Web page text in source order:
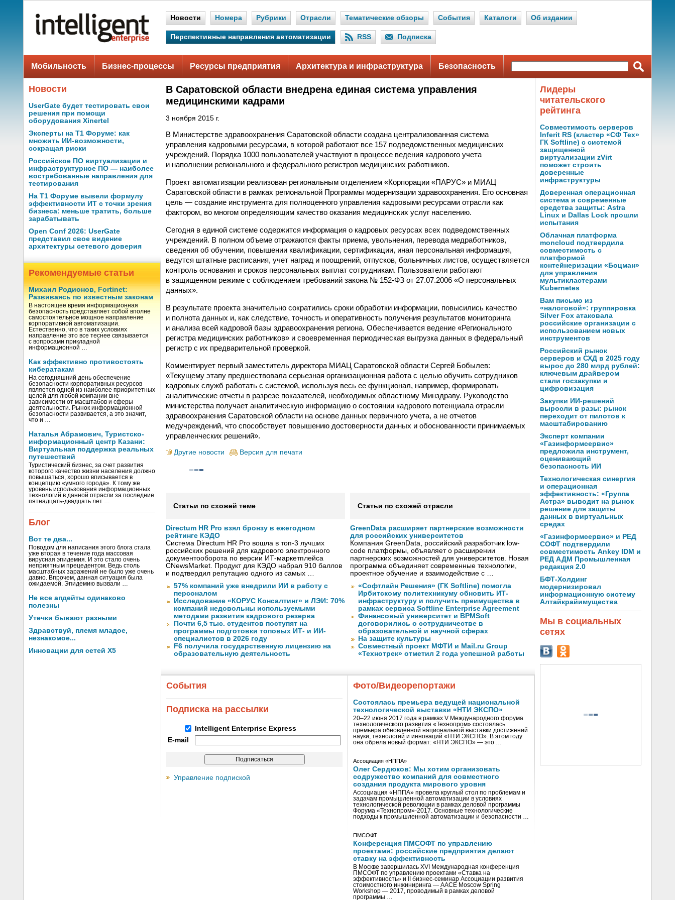
Новости Номера Рубрики Отрасли Тематические обзоры События Каталоги Об издании
Перспективные направления автоматизации RSS Подписка
Мобильность Бизнес-процессы Ресурсы предприятия Архитектура и инфраструктура Безопасность
Новости
UserGate будет тестировать свои
решения при помощи
оборудования Xinertel
Эксперты на Т1 Форуме: как
множить ИИ-возможности,
сокращая риски
Российское ПО виртуализации и
инфраструктурное ПО — наиболее
востребованные направления для
тестирования
На Т1 Форуме вывели формулу
эффективности ИТ с точки зрения
бизнеса: меньше тратить, больше
зарабатывать
Open Conf 2026: UserGate
представил свое видение
архитектуры сетевого доверия
Рекомендуемые статьи
Михаил Родионов, Fortinet:
Развиваясь по известным законам
В настоящее время информационная
безопасность представляет собой вполне
самостоятельное мощное направление
корпоративной автоматизации.
Естественно, что в таких условиях
направление это все теснее связывается
с вопросами прикладной
информационной …
Как эффективно противостоять
кибератакам
На сегодняшний день обеспечение
безопасности корпоративных ресурсов
является одной из наиболее приоритетных
целей для любой компании вне
зависимости от масштабов и сферы
деятельности. Рынок информационной
безопасности развивается, а это значит,
что и …
Наталья Абрамович, Туристско-
информационный центр Казани:
Виртуальная поддержка реальных
путешествий
Туристический бизнес, за счет развития
которого качество жизни населения должно
повышаться, хорошо вписывается в
концепцию «умного города». К тому же
уровень использования информационных
технологий в данной отрасли за последние
пятнадцать-двадцать лет …
Блог
Вот те два...
Поводом для написания этого блога стала
уже вторая в течение года массовая
вирусная эпидемия. И это стало очень
неприятным прецедентом. Ведь столь
масштабных заражений не было уже очень
давно. Впрочем, данная ситуация была
ожидаемой. Эпидемию вызвали …
Не все апдейты одинаково
полезны
Утечки бывают разными
Здравствуй, племя младое,
незнакомое...
Инновации для сетей X5
В Саратовской области внедрена единая система управления
медицинскими кадрами
3 ноября 2015 г.
В Министерстве здравоохранения Саратовской области создана централизованная система
управления кадровыми ресурсами, в которой работают все 157 подведомственных медицинских
учреждений. Порядка 1000 пользователей участвуют в процессе ведения кадрового учета
и наполнении регионального и федерального регистров медицинских работников.
Проект автоматизации реализован региональным отделением «Корпорации «ПАРУС» и МИАЦ
Саратовской области в рамках региональной Программы модернизации здравоохранения. Его основная
цель — создание инструмента для полноценного управления кадровыми ресурсами отрасли как
фактором, во многом определяющим качество оказания медицинских услуг населению.
Сегодня в единой системе содержится информация о кадровых ресурсах всех подведомственных
учреждений. В полном объеме отражаются факты приема, увольнения, перевода медработников,
сведения об обучении, повышении квалификации, сертификации, иная персональная информация,
ведутся штатные расписания, учет наград и поощрений, отпусков, больничных листов, осуществляется
контроль основания и сроков персональных выплат сотрудникам. Пользователи работают
в защищенном режиме с соблюдением требований закона № 152-ФЗ от 27.07.2006 «О персональных
данных».
В результате проекта значительно сократились сроки обработки информации, повысились качество
и полнота данных и, как следствие, точность и оперативность получения результатов мониторинга
и анализа всей кадровой базы здравоохранения региона. Обеспечивается ведение «Регионального
регистра медицинских работников» и своевременная периодическая выгрузка данных в федеральный
регистр с их предварительной проверкой.
Комментирует первый заместитель директора МИАЦ Саратовской области Сергей Бобылев:
«Текущему этапу предшествовала серьезная организационная работа с целью обучить сотрудников
кадровых служб работать с системой, используя весь ее функционал, например, формировать
аналитические отчеты в разрезе показателей, необходимых областному Минздраву. Руководство
министерства получает аналитическую информацию о состоянии кадрового потенциала отрасли
здравоохранения Саратовской области на основе данных первичного учета, а не отчетов
медучреждений, что способствует повышению достоверности данных и обоснованности принимаемых
управленческих решений».
Другие новости Версия для печати
Статьи по схожей теме
Directum HR Pro взял бронзу в ежегодном
рейтинге КЭДО
Система Directum HR Pro вошла в топ-3 лучших
российских решений для кадрового электронного
документооборота по версии ИТ-маркетплейса
CNewsMarket. Продукт для КЭДО набрал 910 баллов
и подтвердил репутацию одного из самых …
57% компаний уже внедрили ИИ в работу с
персоналом
Исследование «КОРУС Консалтинг» и ЛЭИ: 70%
компаний недовольны используемыми
методами развития кадрового резерва
Почти 6,5 тыс. студентов поступят на
программы подготовки топовых ИТ- и ИИ-
специалистов в 2026 году
F6 получила государственную лицензию на
образовательную деятельность
Статьи по схожей отрасли
GreenData расширяет партнерские возможности
для российских университетов
Компания GreenData, российский разработчик low-
code платформы, объявляет о расширении
партнерских возможностей для университетов. Новая
программа объединяет современные технологии,
проектное обучение и взаимодействие с …
«Софтлайн Решения» (ГК Softline) помогла
Ирбитскому политехникуму обновить ИТ-
инфраструктуру и получить преимущества в
рамках сервиса Softline Enterprise Agreement
Финансовый университет и BPMSoft
договорились о сотрудничестве в
образовательной и научной сферах
На защите культуры
Совместный проект МФТИ и Mail.ru Group
«Технотрек» отметил 2 года успешной работы
События
Подписка на рассылки
Intelligent Enterprise Express
E-mail
Управление подпиской
Фото/Видеорепортажи
Состоялась премьера ведущей национальной
технологической выставки «НТИ ЭКСПО»
20–22 июня 2017 года в рамках V Международного форума
технологического развития «Технопром» состоялась
премьера обновленной национальной выставки достижений
науки, технологий и инноваций «НТИ ЭКСПО». В этом году
она обрела новый формат: «НТИ ЭКСПО» — это …
Ассоциация «НППА»
Олег Сердюков: Мы хотим организовать
содружество компаний для совместного
создания продукта мирового уровня
Ассоциация «НППА» провела круглый стол по проблемам и
задачам промышленной автоматизации в условиях
технологической революции в рамках деловой программы
Форума «Технопром»-2017. Основные технологические
подходы к промышленной автоматизации и безопасности …
ПМСОФТ
Конференция ПМСОФТ по управлению
проектами: российские предприятия делают
ставку на эффективность
В Москве завершилась XVI Международная конференция
ПМСОФТ по управлению проектами «Ставка на
эффективность» и II бизнес-семинар Ассоциации развития
стоимостного инжиниринга — AACE Moscow Spring
Workshop — 2017, проводимый в рамках деловой
программы …
Лидеры
читательского
рейтинга
Совместимость серверов
Inferit RS (кластер «СФ Тех»
ГК Softline) с системой
защищенной
виртуализации zVirt
поможет строить
доверенные
инфраструктуры
Доверенная операционная
система и современные
средства защиты: Astra
Linux и Dallas Lock прошли
испытания
Облачная платформа
moncloud подтвердила
совместимость с
платформой
контейнеризации «Боцман»
для управления
мультикластерами
Kubernetes
Вам письмо из
«налоговой»: группировка
Silver Fox атаковала
российские организации с
использованием новых
инструментов
Российский рынок
серверов и СХД в 2025 году
вырос до 280 млрд рублей:
ключевым драйвером
стали госзакупки и
цифровизация
Закупки ИИ-решений
выросли в разы: рынок
переходит от пилотов к
масштабированию
Эксперт компании
«Газинформсервис»
предложила инструмент,
оценивающий
безопасность ИИ
Технологическая синергия
и операционная
эффективность: «Группа
Астра» выводит на рынок
решение для защиты
данных в виртуальных
средах
«Газинформсервис» и РЕД
СОФТ подтвердили
совместимость Ankey IDM и
РЕД АДМ Промышленная
редакция 2.0
БФТ-Холдинг
модернизировал
информационную систему
Алтайкрайимущества
Мы в социальных
сетях